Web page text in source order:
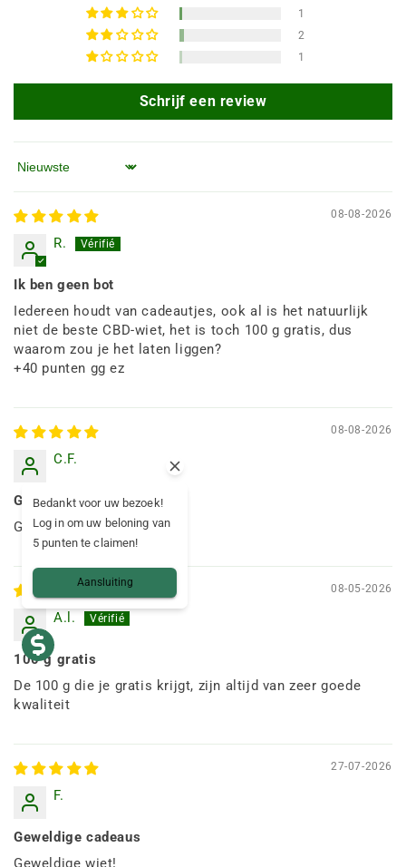
1
2
1
Schrijf een review
Sorteren op
08-08-2026
R.
Ik ben geen bot
Iedereen houdt van cadeautjes, ook al is het natuurlijk
niet de beste CBD-wiet, het is toch 100 g gratis, dus
waarom zou je het laten liggen?
+40 punten gg ez
08-08-2026
C.F.
Geweldig
Geweldig
08-05-2026
A.l.
100 g gratis
De 100 g die je gratis krijgt, zijn altijd van zeer goede
kwaliteit
27-07-2026
F.
Geweldige cadeaus
Geweldige wiet!
Bedankt voor uw bezoek!
Log in om uw beloning van
5 punten te claimen!
Aansluiting